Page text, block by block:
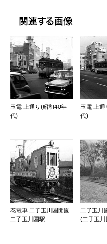
玉電 上通り(昭和40年
代)
玉電 上
代)
花電車 二子玉川園開園
二子玉川園駅
二子玉川
(二子玉